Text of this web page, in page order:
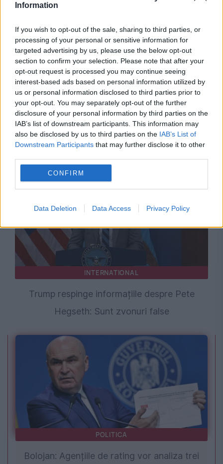
Information
If you wish to opt-out of the sale, sharing to third parties, or
processing of your personal or sensitive information for
targeted advertising by us, please use the below opt-out
section to confirm your selection. Please note that after your
opt-out request is processed you may continue seeing
interest-based ads based on personal information utilized by
us or personal information disclosed to third parties prior to
your opt-out. You may separately opt-out of the further
disclosure of your personal information by third parties on the
IAB’s list of downstream participants. This information may
also be disclosed by us to third parties on the IAB’s List of
Downstream Participants that may further disclose it to other
CONFIRM
Data Deletion Data Access Privacy Policy
INTERNATIONAL
Noua apariție a lui Trump a aprins internetul.
Toată lumea vorbește despre același detaliu
INTERNATIONAL
Trump respinge informațiile despre Pete
Hegseth: Sunt zvonuri false
POLITICA
Bolojan: Agențiile de rating vor analiza trei